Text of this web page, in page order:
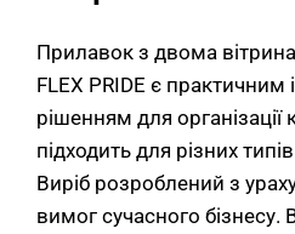
Прилавок з двома
FLEX PRIDE є практичним
рішенням для організації
підходить для різних типів
Виріб розроблений з
вимог сучасного бізнесу.